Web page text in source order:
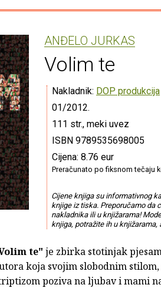
ANĐELO JURKAS
Volim te
Nakladnik: DOP produkcija
01/2012.
111 str., meki uvez
ISBN 9789535698005
Cijena: 8.76 eur
Preračunato po fiksnom tečaju
Cijene knjiga su informativnog
knjige iz tiska. Preporučamo da
nakladnika ili u knjižarama!
knjiga, potražite ih u
te" je zbirka stotinjak
koja svojim slobodnim
poziva na ljubav i mami